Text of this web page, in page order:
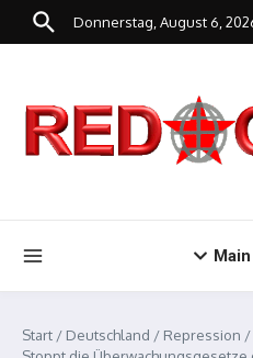
Zum Inhalt springen
Donnerstag, August 6,
Start / Deutschland / Repression /